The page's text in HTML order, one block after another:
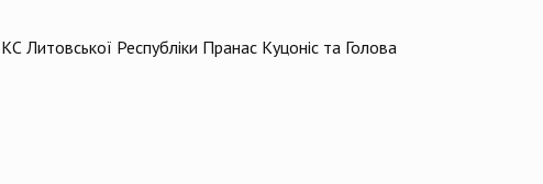
Литовської Республіки Пранас Куцоніс та Голова